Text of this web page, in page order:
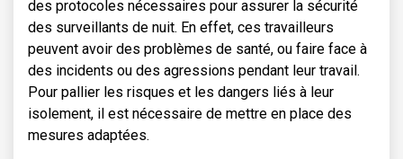
des protocoles nécessaires pour assurer la sécurité
des surveillants de nuit. En effet, ces travailleurs
peuvent avoir des problèmes de santé, ou faire face à
des incidents ou des agressions pendant leur travail.
Pour pallier les risques et les dangers liés à leur
isolement, il est nécessaire de mettre en place des
mesures adaptées.